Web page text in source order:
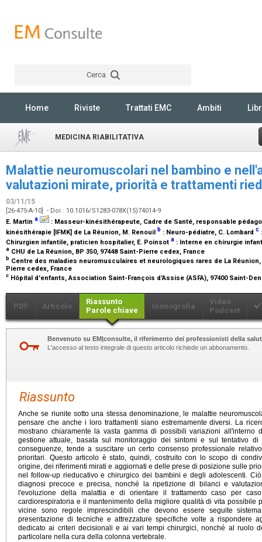
Cerca
Home Riviste Trattati EMC Ambiti
MEDICINA RIABILITATIVA
Malattie neuromuscolari nel bambino e
valutazioni mirate, priorità e trattamenti
03/11/15
[26-475-A-10] - Doi : 10.1016/S1283-078X(15)74014-9
E. Martin a : Masseur-kinésithérapeute, Cadre de Santé, responsable
kinésithérapie [IFMK] de La Réunion, M. Renouil b : Neuro-pédiatre, C. Lombard c
Chirurgien infantile, praticien hospitalier, E. Poinsot a : Interne en chirurgie
a CHU de La Réunion, BP 350, 97448 Saint-Pierre cedex, France
b Centre des maladies neuromusculaires et neurologiques rares de La Réunion,
Pierre cedex, France
c Hôpital d'enfants, Association Saint-François d'Assise (ASFA), 97400 Saint-
PDF Articolo
Riassunto
Parole chiave
Iconografia
Video
Podcast
Benvenuto su EM|consulte, il riferimento dei professionisti della
L'accesso al testo integrale di questo articolo richiede un abbonamento.
Riassunto
Anche se riunite sotto una stessa denominazione, le malattie
pensare che anche i loro trattamenti siano estremamente diversi. La
mostrano chiaramente la vasta gamma di possibili variazioni all'interno
gestione attuale, basata sul monitoraggio dei sintomi e sul tentativo
conseguenze, tende a suscitare un certo consenso professionale
prioritari. Questo articolo è stato, quindi, costruito con lo scopo di
origine, dei riferimenti mirati e aggiornati e delle prese di posizione sulle
nel follow-up rieducativo e chirurgico dei bambini e degli adolescenti.
diagnosi precoce e precisa, nonché la ripetizione di bilanci e
l'evoluzione della malattia e di orientare il trattamento caso per
cardiorespiratoria e il mantenimento della migliore qualità di vita possibile
vicine sono regole imprescindibili che devono essere seguite
presentazione di tecniche e attrezzature specifiche volte a rispondere
dedicato ai criteri decisionali e ai vari tempi chirurgici, nonché al ruolo
particolare nella cura della colonna vertebrale.